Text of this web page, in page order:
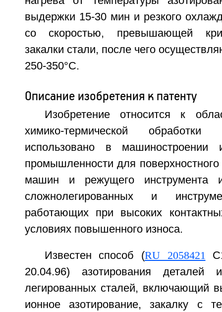
выдержки 15-30 мин и резкого
со скоростью, превышающей
закалки стали, после чего
250-350°С.
Описание изобретения к патенту
Изобретение относится к
химико-термической
использовано в машиностроении
промышленности для
машин и режущего инструмента
сложнолегированных и
работающих при высоких
условиях повышенного износа.
Известен способ (RU 2058421
20.04.96) азотирования деталей
легированных сталей, включающий
ионное азотирование, закалку с